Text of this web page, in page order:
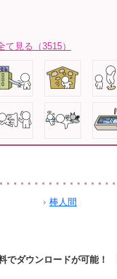
見る（3515）
棒人間
でダウンロードが可能！